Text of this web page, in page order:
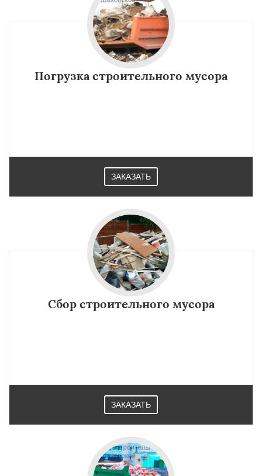
Погрузка строительного мусора
ЗАКАЗАТЬ
Сбор строительного мусора
ЗАКАЗАТЬ